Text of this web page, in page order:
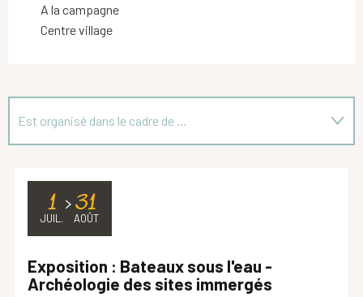
A la campagne
Centre village
Est organisé dans le cadre de ...
1
JUIL.
31
AOÛT
Exposition : Bateaux sous l'eau -
Archéologie des sites immergés